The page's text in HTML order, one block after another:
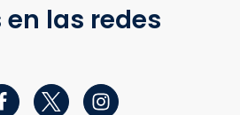
en las redes